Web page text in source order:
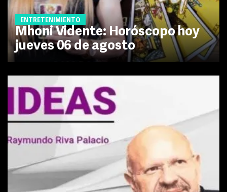
ENTRETENIMIENTO
Mhoni Vidente: Horóscopo hoy
jueves 06 de agosto